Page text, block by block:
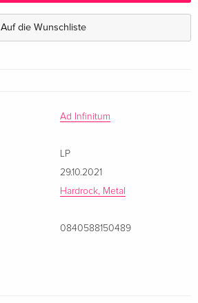
Auf die Wunschliste
Ad Infinitum
LP
29.10.2021
Hardrock, Metal
0840588150489